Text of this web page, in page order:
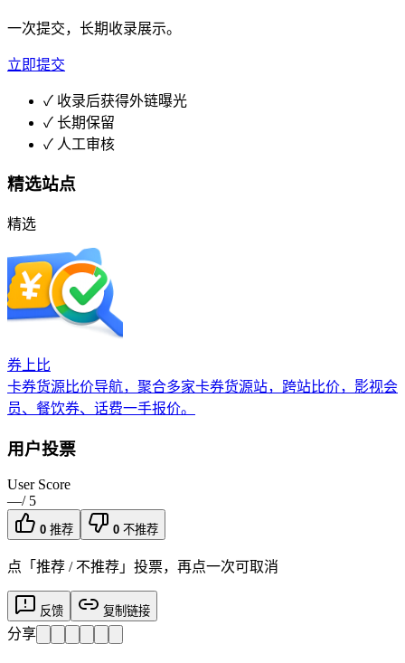
一次提交，长期收录展示。
立即提交
✓ 收录后获得外链曝光
✓ 长期保留
✓ 人工审核
精选站点
精选
券上比
卡券货源比价导航，聚合多家卡券货源站，跨站比价，影视会
员、餐饮券、话费一手报价。
用户投票
User Score
—/ 5
0 推荐 0 不推荐
点「推荐 / 不推荐」投票，再点一次可取消
反馈 复制链接
分享